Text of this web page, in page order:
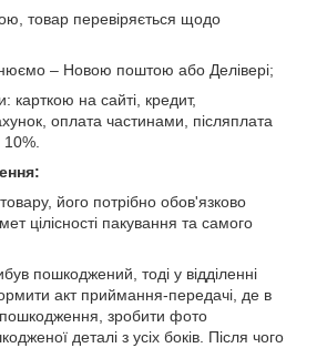
товар перевіряється щодо
– Новою поштою або Делівері;
карткою на сайті, кредит,
оплата частинами, післяплата
його потрібно обов'язково
цілісності пакування та самого
пошкоджений, тоді у відділенні
акт приймання-передачі, де в
зробити фото
деталі з усіх боків. Після чого